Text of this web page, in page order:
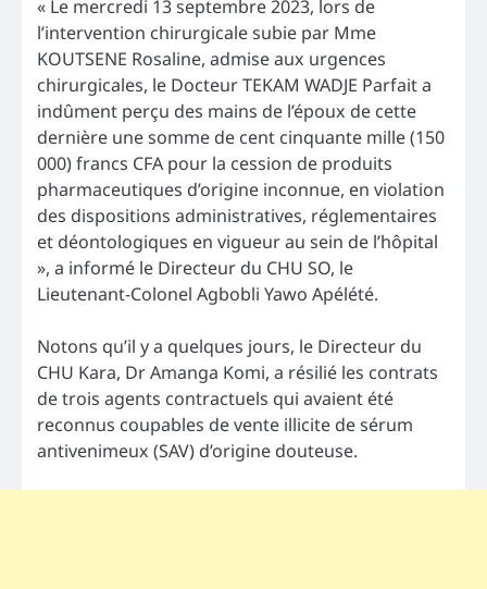
« Le mercredi 13 septembre 2023, lors de
l’intervention chirurgicale subie par Mme
KOUTSENE Rosaline, admise aux urgences
chirurgicales, le Docteur TEKAM WADJE Parfait a
indûment perçu des mains de l’époux de cette
dernière une somme de cent cinquante mille (150
000) francs CFA pour la cession de produits
pharmaceutiques d’origine inconnue, en violation
des dispositions administratives, réglementaires
et déontologiques en vigueur au sein de l’hôpital
», a informé le Directeur du CHU SO, le
Lieutenant-Colonel Agbobli Yawo Apélété.
Notons qu’il y a quelques jours, le Directeur du
CHU Kara, Dr Amanga Komi, a résilié les contrats
de trois agents contractuels qui avaient été
reconnus coupables de vente illicite de sérum
antivenimeux (SAV) d’origine douteuse.